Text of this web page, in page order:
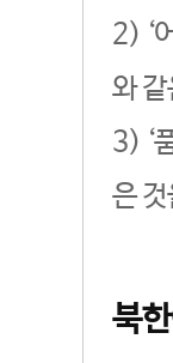
2) ‘
와
3) ‘
은
북